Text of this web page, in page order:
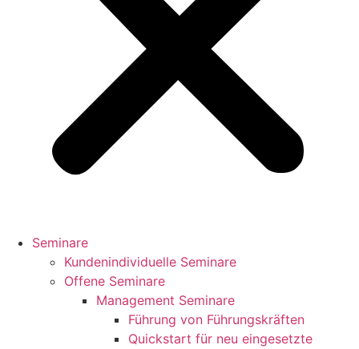
Seminare
Kundenindividuelle Seminare
Offene Seminare
Management Seminare
Führung von Führungskräften
Quickstart für neu eingesetzte